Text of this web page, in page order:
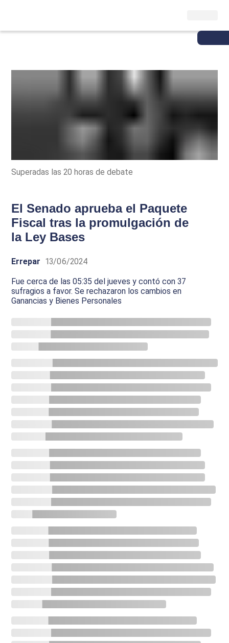
Superadas las 20 horas de debate
El Senado aprueba el Paquete
Fiscal tras la promulgación de
la Ley Bases
Errepar 13/06/2024
Fue cerca de las 05:35 del jueves y contó con 37
sufragios a favor. Se rechazaron los cambios en
Ganancias y Bienes Personales